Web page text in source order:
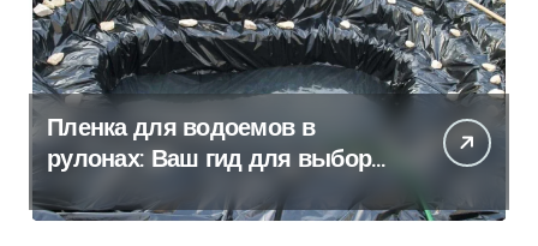
Пленка для водоемов в
рулонах: Ваш гид для выбора
и применения